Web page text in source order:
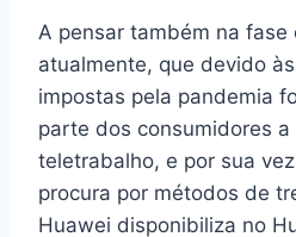
A pensar também na fase
atualmente, que devido
impostas pela pandemia
parte dos consumidores a
teletrabalho, e por sua
procura por métodos de
Huawei disponibiliza no